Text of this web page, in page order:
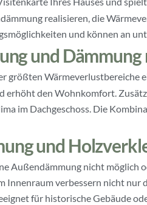
realisieren, die
und können an
und
größten Wärmeverlustbereiche
erhöht den Wohnkomfort.
im Dachgeschoss. Die
und
Außendämmung nicht
Innenraum verbessern nicht nur
für historische Gebäude